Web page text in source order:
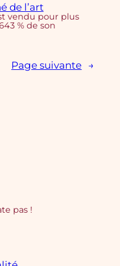
de l’art
vendu pour plus
% de son
Page suivante →
pas !